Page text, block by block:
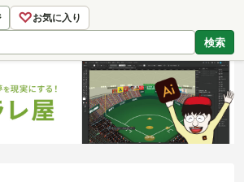
♡お気に入り
検索